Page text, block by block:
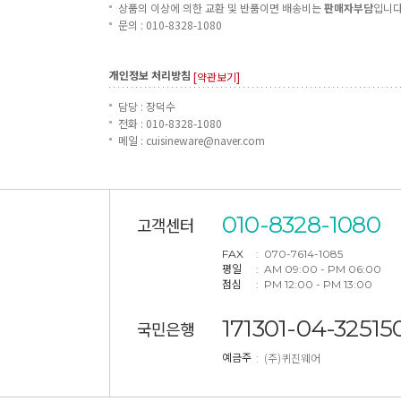
상품의 이상에 의한 교환 및 반품이면 배송비는판매자부담입니
문의 : 010-8328-1080
개인정보 처리방침 [약관보기]
담당 : 장덕수
전화 : 010-8328-1080
메일 : cuisineware@naver.com
고객센터 010-8328-1080
FAX
: 070-7614-1085
평일
: AM 09:00 - PM 06:00
점심
: PM 12:00 - PM 13:00
국민은행 171301-04-
예금주 : (주)퀴진웨어